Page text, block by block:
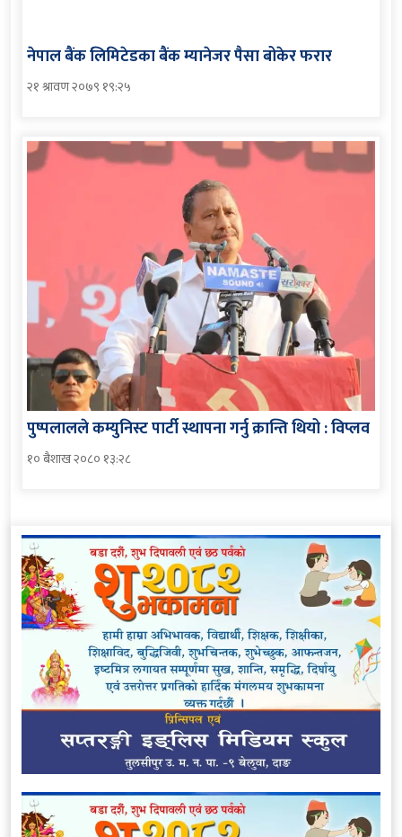
नेपाल बैंक लिमिटेडका बैंक म्यानेजर पैसा बोकेर फरार
२१ श्रावण २०७९ १९:२५
पुष्पलालले कम्युनिस्ट पार्टी स्थापना गर्नु क्रान्ति थियो : विप्लव
१० बैशाख २०८० १३:२८